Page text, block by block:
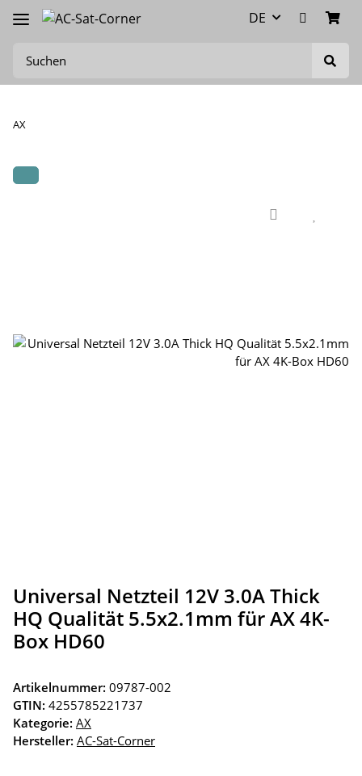
DE
AX
Universal Netzteil 12V 3.0A Thick
HQ Qualität 5.5x2.1mm für AX 4K-
Box HD60
Artikelnummer: 09787-002
GTIN: 4255785221737
Kategorie: AX
Hersteller: AC-Sat-Corner